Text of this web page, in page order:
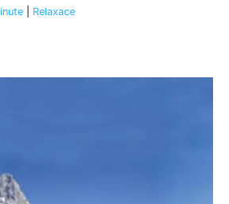
Relaxace